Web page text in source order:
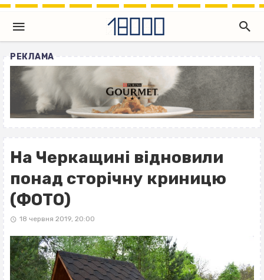
РЕКЛАМА
На Черкащині відновили
понад сторічну криницю
(ФОТО)
18 червня 2019, 20:00